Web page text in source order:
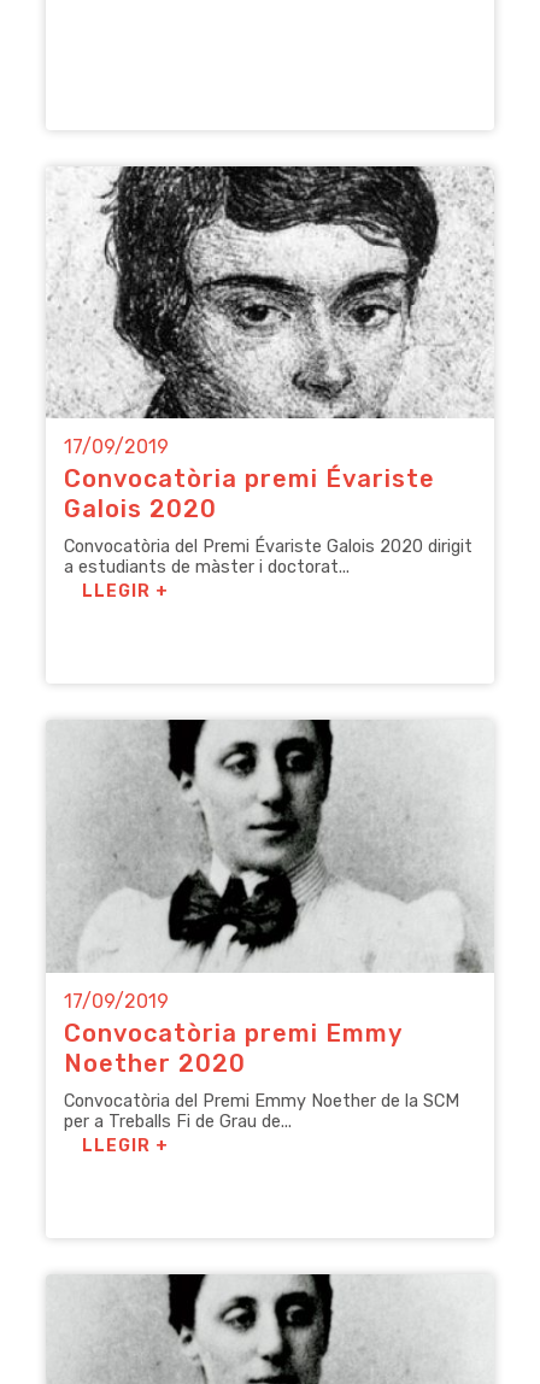
17/09/2019
Convocatòria premi Évariste
Galois 2020
Convocatòria del Premi Évariste Galois 2020 dirigit
a estudiants de màster i doctorat...
LLEGIR +
17/09/2019
Convocatòria premi Emmy
Noether 2020
Convocatòria del Premi Emmy Noether de la SCM
per a Treballs Fi de Grau de...
LLEGIR +